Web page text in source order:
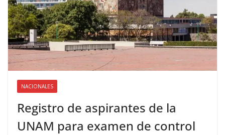
NACIONALES
Registro de aspirantes de la
UNAM para examen de control